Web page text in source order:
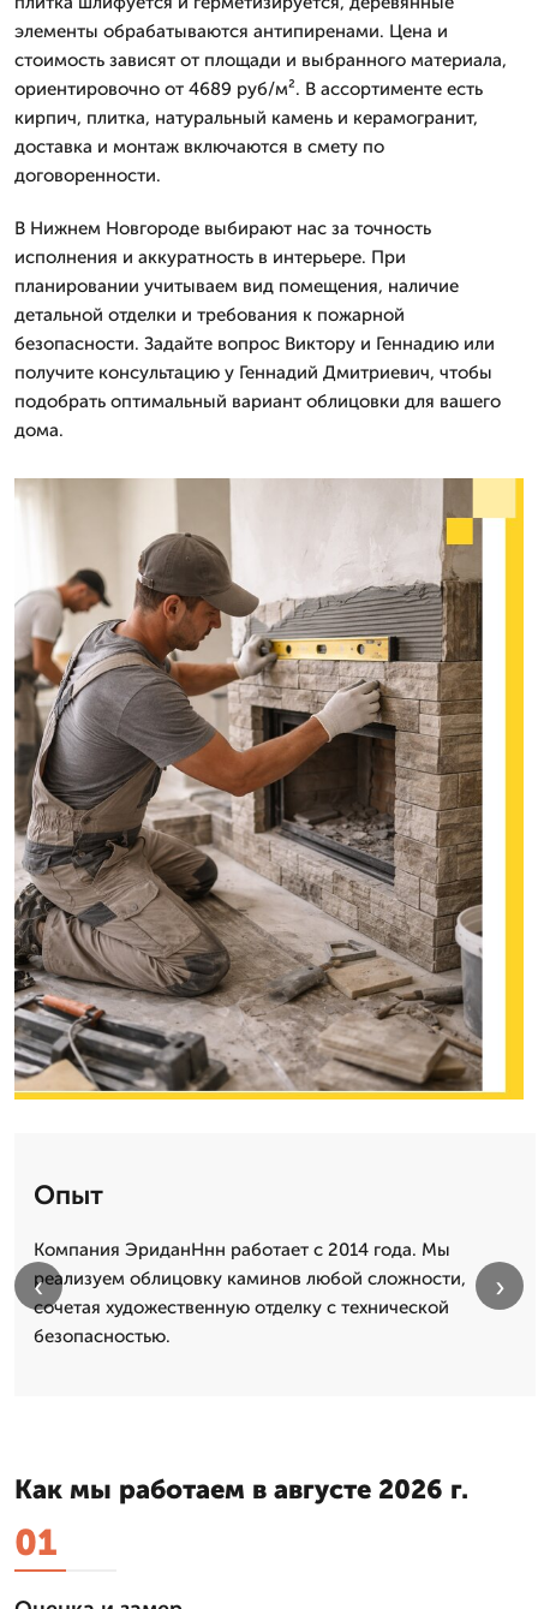
элементы обрабатываются антипиренами. Цена и
стоимость зависят от площади и выбранного материала,
ориентировочно от 4689 руб/м². В ассортименте есть
кирпич, плитка, натуральный камень и керамогранит,
доставка и монтаж включаются в смету по
договоренности.
В Нижнем Новгороде выбирают нас за точность
исполнения и аккуратность в интерьере. При
планировании учитываем вид помещения, наличие
детальной отделки и требования к пожарной
безопасности. Задайте вопрос Виктору и Геннадию или
получите консультацию у Геннадий Дмитриевич, чтобы
подобрать оптимальный вариант облицовки для вашего
дома.
Опыт
Компания ЭриданНнн работает с 2014 года. Мы
реализуем облицовку каминов любой сложности,
сочетая художественную отделку с технической
безопасностью.
‹ ›
Как мы работаем в августе 2026 г.
01